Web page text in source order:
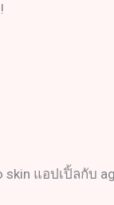
แอปเปิ้ลกั